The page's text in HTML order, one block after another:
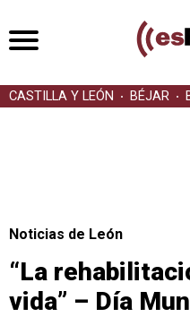
CASTILLA Y LEÓN BÉJAR
Noticias de León
“La
vida” – Día